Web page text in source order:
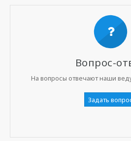
Вопрос-
На вопросы отвечают наши
Задать